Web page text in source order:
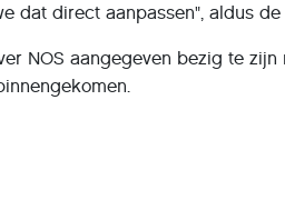
dat direct aanpassen", aldus de
NOS aangegeven bezig te